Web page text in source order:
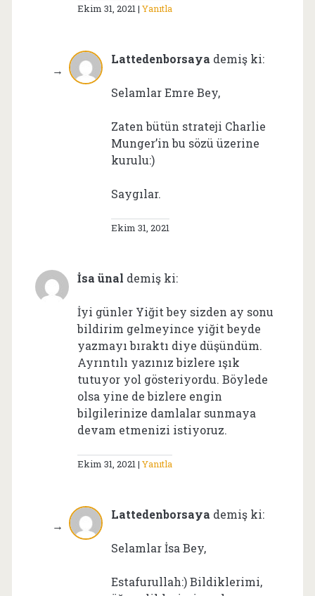
Ekim 31, 2021 Yanıtla
Lattedenborsaya demiş ki:
Selamlar Emre Bey,
Zaten bütün strateji Charlie
Munger’in bu sözü üzerine
kurulu:)
Saygılar.
Ekim 31, 2021
İsa ünal demiş ki:
İyi günler Yiğit bey sizden ay sonu
bildirim gelmeyince yiğit beyde
yazmayı bıraktı diye düşündüm.
Ayrıntılı yazınız bizlere ışık
tutuyor yol gösteriyordu. Böylede
olsa yine de bizlere engin
bilgilerinize damlalar sunmaya
devam etmenizi istiyoruz.
Ekim 31, 2021 Yanıtla
Lattedenborsaya demiş ki:
Selamlar İsa Bey,
Estafurullah:) Bildiklerimi,